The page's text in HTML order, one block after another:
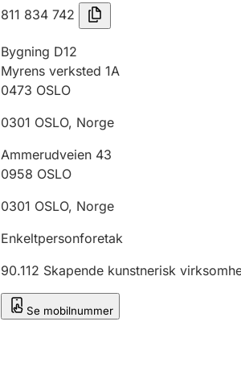
811 834 742
Bygning D12
Myrens verksted 1A
0473 OSLO
0301 OSLO, Norge
Ammerudveien 43
0958 OSLO
0301 OSLO, Norge
Enkeltpersonforetak
90.112 Skapende kunstnerisk
Se mobilnummer